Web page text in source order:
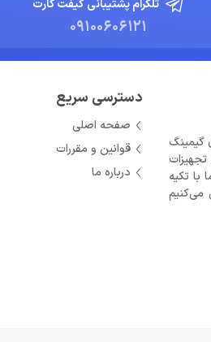
تلگرام پشتیبانی گیفت کارت
09100606121
گیمینگ
با تکیه
می‌کنیم
دسترسی سریع
صفحه اصلی
قوانین و مقررات
درباره ما